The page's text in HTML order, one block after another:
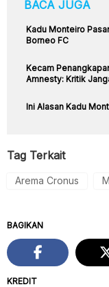
BACA JUGA
Kadu Monteiro
Borneo FC
Kecam
Amnesty: Kritik
Ini Alasan Kadu
Tag Terkait
Arema Cronus
KREDIT
BAGIKAN